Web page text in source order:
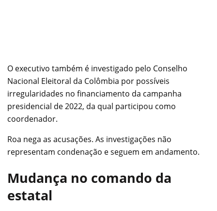
O executivo também é investigado pelo Conselho
Nacional Eleitoral da Colômbia por possíveis
irregularidades no financiamento da campanha
presidencial de 2022, da qual participou como
coordenador.
Roa nega as acusações. As investigações não
representam condenação e seguem em andamento.
Mudança no comando da
estatal